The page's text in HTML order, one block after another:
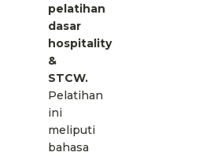
pelatihan
dasar
hospitality
&
STCW.
Pelatihan
ini
meliputi
bahasa